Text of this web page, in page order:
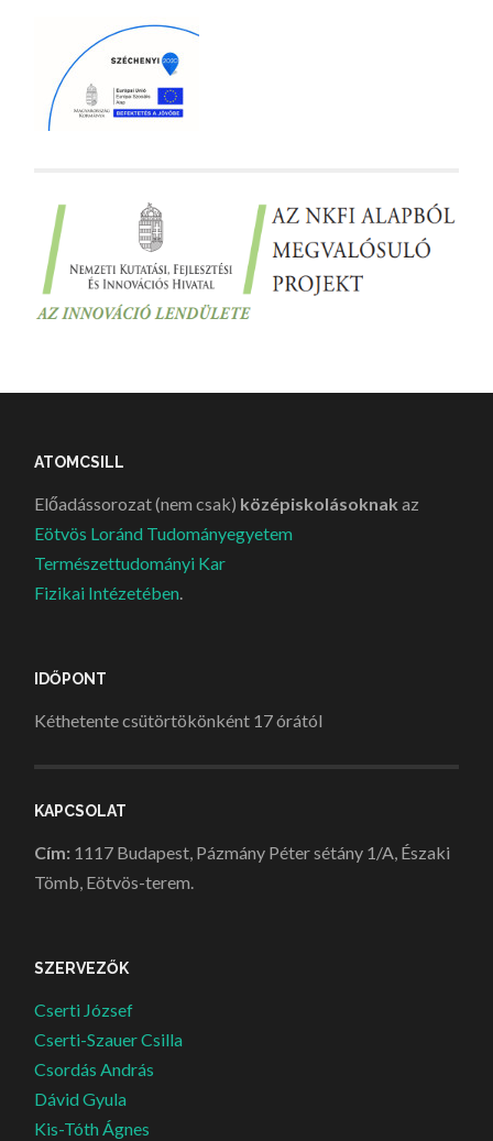
ATOMCSILL
Előadássorozat (nem csak) középiskolásoknak az
Eötvös Loránd Tudományegyetem
Természettudományi Kar
Fizikai Intézetében
IDŐPONT
Kéthetente csütörtökönként 17 órától
KAPCSOLAT
Cím: 1117 Budapest, Pázmány Péter sétány 1/A, Északi
Tömb, Eötvös-terem.
SZERVEZŐK
Cserti József
Cserti-Szauer Csilla
Csordás András
Dávid Gyula
Kis-Tóth Ágnes